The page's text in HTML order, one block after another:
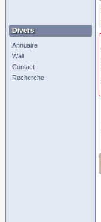
Divers
Annuaire
Wall
Contact
Recherche